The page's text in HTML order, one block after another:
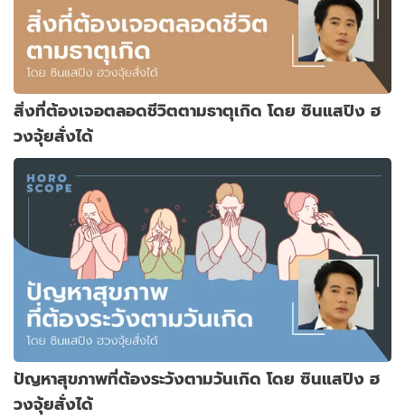
สิ่งที่ต้องเจอตลอดชีวิตตามธาตุเกิด โดย ซินแสปิง ฮ
วงจุ้ยสั่งได้
ปัญหาสุขภาพที่ต้องระวังตามวันเกิด โดย ซินแสปิง ฮ
วงจุ้ยสั่งได้